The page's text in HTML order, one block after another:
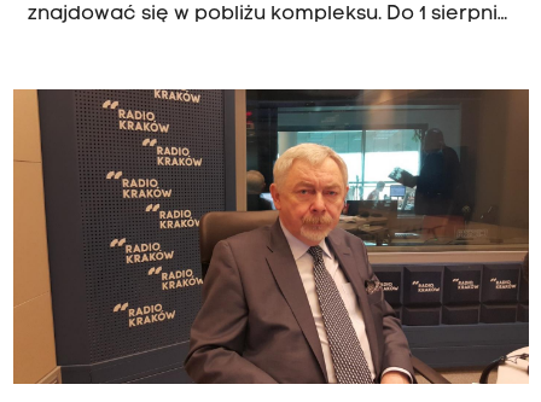
znajdować się w pobliżu kompleksu. Do 1 sierpnia
umowy wykonawca będzie miał osiemnaście
miesięcy na postawienie budynku w stanie
surowym.